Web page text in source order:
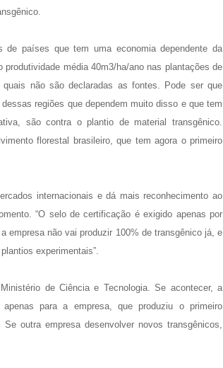
de países que tem uma economia dependente da
média 40m3/ha/ano nas plantações de
não são declaradas as fontes. Pode ser que
regiões que dependem muito disso e que tem
são contra o plantio de material transgênico.
florestal brasileiro, que tem agora o primeiro
internacionais e dá mais reconhecimento ao
“O selo de certificação é exigido apenas por
empresa não vai produzir 100% de transgênico já, e
experimentais”.
de Ciência e Tecnologia. Se acontecer, a
para a empresa, que produziu o primeiro
outra empresa desenvolver novos transgênicos,